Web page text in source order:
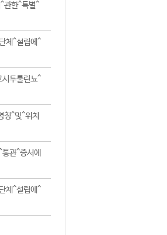
관한^특별^
체^설립에^
시투룰린뇨^
칭^및^위치
관^증서에
체^설립에^